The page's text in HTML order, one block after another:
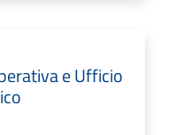
e Ufficio